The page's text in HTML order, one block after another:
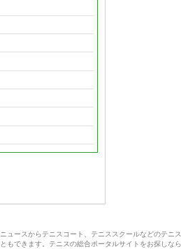
ースからテニスコート、テニススクールなどのテニ
できます。テニスの総合ポータルサイトをお探しな